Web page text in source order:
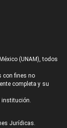
(UNAM), todos
con fines no
completa y su
institución.
Jurídicas.